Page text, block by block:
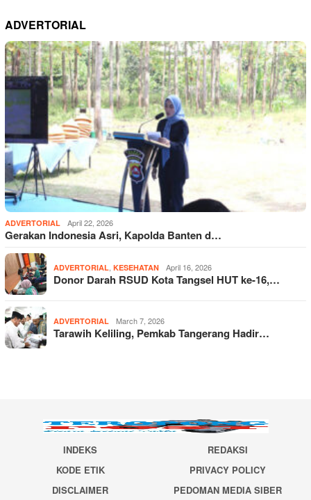
ADVERTORIAL
ADVERTORIAL April 22, 2026
Gerakan Indonesia Asri, Kapolda Banten d…
ADVERTORIAL KESEHATAN April 16, 2026
Donor Darah RSUD Kota Tangsel HUT ke-16,…
ADVERTORIAL March 7, 2026
Tarawih Keliling, Pemkab Tangerang Hadir…
INDEKS
REDAKSI
KODE ETIK
PRIVACY POLICY
DISCLAIMER
PEDOMAN MEDIA SIBER